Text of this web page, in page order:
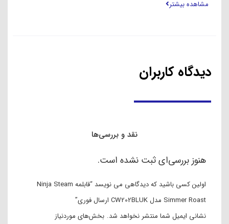
گرما را توزیع و حفظ می کند – با استفاده از روغن کم یا بدون روغن
طبخ کنید، غذا را به راحتی آزاد کنید و بدون چسبندگی
مشاهده بیشتر
دیدگاه کاربران
نقد و بررسی‌ها
هنوز بررسی‌ای ثبت نشده است.
اولین کسی باشید که دیدگاهی می نویسد “قابلمه Ninja Steam
Simmer Roast مدل CW202BLUK ارسال فوری”
نشانی ایمیل شما منتشر نخواهد شد. بخش‌های موردنیاز